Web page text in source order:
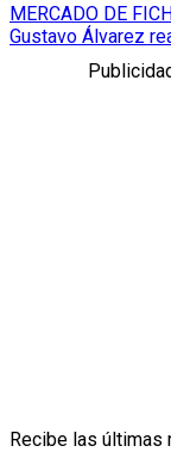
MERCADO DE
Gustavo Álvarez
Recibe las últimas